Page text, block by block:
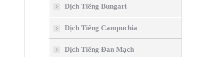
Dịch Tiếng Bungari
Dịch Tiếng Campuchia
Dịch Tiếng Đan Mạch